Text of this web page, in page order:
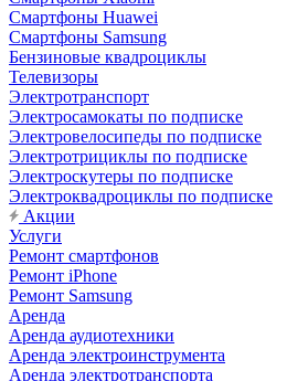
Смартфоны Huawei
Смартфоны Samsung
Бензиновые квадроциклы
Телевизоры
Электротранспорт
Электросамокаты по подписке
Электровелосипеды по подписке
Электротрициклы по подписке
Электроскутеры по подписке
Электроквадроциклы по подписке
Акции
Услуги
Ремонт смартфонов
Ремонт iPhone
Ремонт Samsung
Аренда
Аренда аудиотехники
Аренда электроинструмента
Аренда электротранспорта